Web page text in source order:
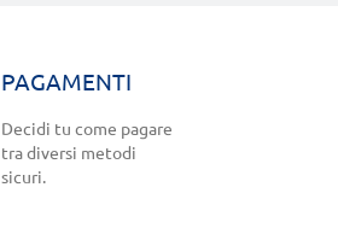
PAGAMENTI
Decidi tu come pagare
tra diversi metodi
sicuri.